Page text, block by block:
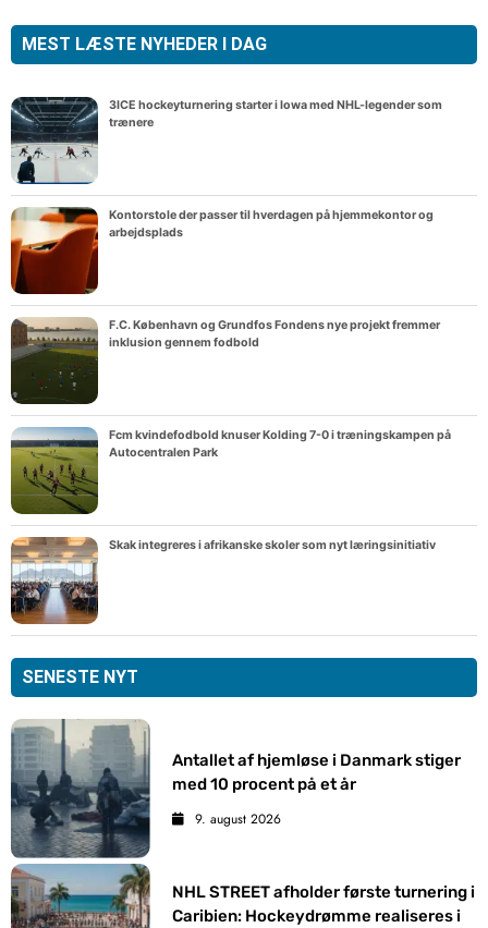
MEST LÆSTE NYHEDER I DAG
3ICE hockeyturnering starter i Iowa med NHL-legender som
trænere
Kontorstole der passer til hverdagen på hjemmekontor og
arbejdsplads
F.C. København og Grundfos Fondens nye projekt fremmer
inklusion gennem fodbold
Fcm kvindefodbold knuser Kolding 7-0 i træningskampen på
Autocentralen Park
Skak integreres i afrikanske skoler som nyt læringsinitiativ
SENESTE NYT
Antallet af hjemløse i Danmark stiger
med 10 procent på et år
9. august 2026
NHL STREET afholder første turnering i
Caribien: Hockeydrømme realiseres i